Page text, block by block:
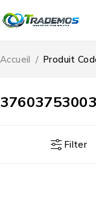
Accueil / Produit
Filter